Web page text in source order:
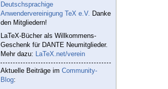
Deutschsprachige
Anwendervereinigung TeX e.V. Danke
den Mitgliedern!
LaTeX-Bücher als Willkommens-
Geschenk für DANTE Neumitglieder.
Mehr dazu: LaTeX.net/verein
Aktuelle Beiträge im Community-
Blog: